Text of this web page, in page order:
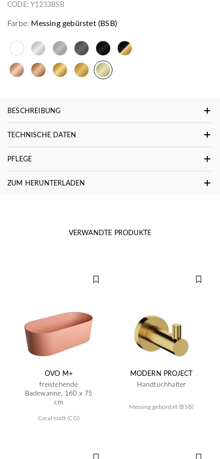
CODE:Y1233BSB
Farbe: Messing gebürstet (BSB)
BESCHREIBUNG
TECHNISCHE DATEN
PFLEGE
ZUM HERUNTERLADEN
VERWANDTE PRODUKTE
OVO M+
freistehende
Badewanne, 160 x 75
cm
Coral matt (CO)
MODERN PROJECT
Handtuchhalter
Messing gebürstet (BSB)